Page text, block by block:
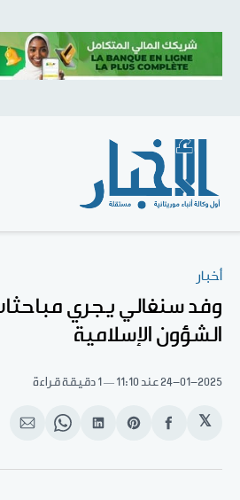
أخبار
وفد سنغالي يجري
الشؤون الإسلامية
24-01-2025عند 11:10 1 دقيقة قراءة
𝕏
انشر
الفيسبوك
Share
Pinterest
انشر
لينكد
Shareانشر